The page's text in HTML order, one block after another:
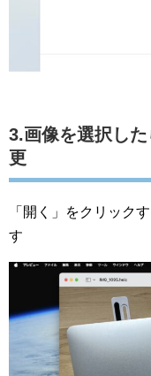
3.画像を選択し
更
「開く」をクリック
す